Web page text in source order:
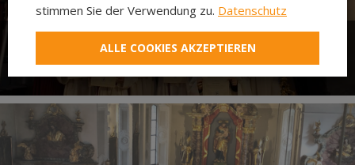
Ministrieren
stimmen Sie der Verwendung zu. Datenschutz
ALLE COOKIES AKZEPTIEREN